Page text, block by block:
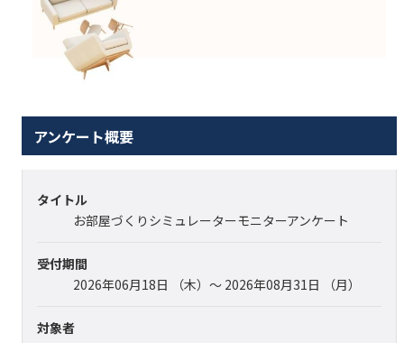
アンケート概要
タイトル
お部屋づくりシミュレーターモニターアンケート
受付期間
2026年06月18日 （木）～ 2026年08月31日 （月）
対象者